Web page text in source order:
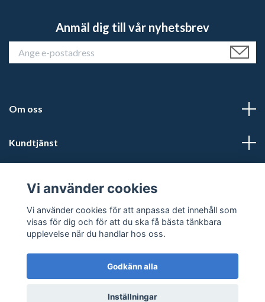
Anmäl dig till vår nyhetsbrev
Om oss
Kundtjänst
Sociala medier
© 2026 Kalmars TravshopPowered by Quickbutik
Vi använder cookies
Vi använder cookies för att anpassa det innehåll som
visas för dig och för att du ska få bästa tänkbara
upplevelse när du handlar hos oss.
Godkänn alla
Inställningar